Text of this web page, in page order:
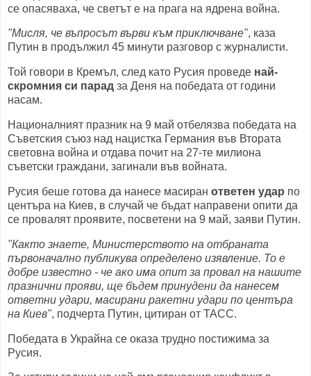
се опасяваха, че светът е на прага на ядрена война.
"Мисля, че въпросът върви към приключване", каза
Путин в продължил 45 минути разговор с журналисти.
Той говори в Кремъл, след като Русия проведе най-
скромния си парад за Деня на победата от години
насам.
Националният празник на 9 май отбелязва победата на
Съветския съюз над нацистка Германия във Втората
световна война и отдава почит на 27-те милиона
съветски граждани, загинали във войната.
Русия беше готова да нанесе масиран ответен удар по
центъра на Киев, в случай че бъдат направени опити да
се провалят проявите, посветени на 9 май, заяви Путин.
"Както знаете, Министерството на отбраната
първоначално публикува определено изявление. То е
добре известно - че ако има опит за провал на нашите
празнични прояви, ще бъдем принудени да нанесем
ответни удари, масирани ракетни удари по центъра
на Киев", подчерта Путин, цитиран от ТАСС.
Победата в Украйна се оказа трудно постижима за
Русия.